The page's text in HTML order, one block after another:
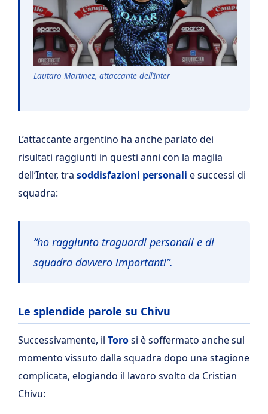
Lautaro Martinez, attaccante dell’Inter
L’attaccante argentino ha anche parlato dei
risultati raggiunti in questi anni con la maglia
dell’Inter, tra soddisfazioni personali e successi di
squadra:
“ho raggiunto traguardi personali e di
squadra davvero importanti”.
Le splendide parole su Chivu
Successivamente, il Torosi è soffermato anche sul
momento vissuto dalla squadra dopo una stagione
complicata, elogiando il lavoro svolto da Cristian
Chivu: